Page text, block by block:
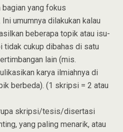
yang fokus
umumnya dilakukan kalau
beberapa topik atau isu-
tidak cukup dibahas di satu
lain (mis.
karya ilmiahnya di
berbeda). (1 skripsi = 2 atau
skripsi/tesis/disertasi
yang paling menarik, atau